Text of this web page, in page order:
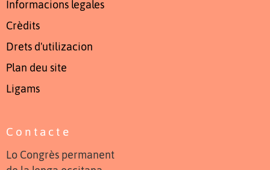
Informacions legales
Crèdits
Drets d'utilizacion
Plan deu site
Ligams
Contacte
Lo Congrès permanent